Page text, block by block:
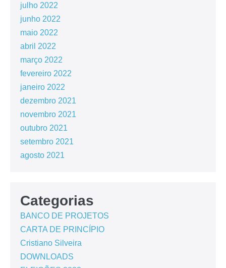
julho 2022
junho 2022
maio 2022
abril 2022
março 2022
fevereiro 2022
janeiro 2022
dezembro 2021
novembro 2021
outubro 2021
setembro 2021
agosto 2021
Categorias
BANCO DE PROJETOS
CARTA DE PRINCÍPIO
Cristiano Silveira
DOWNLOADS